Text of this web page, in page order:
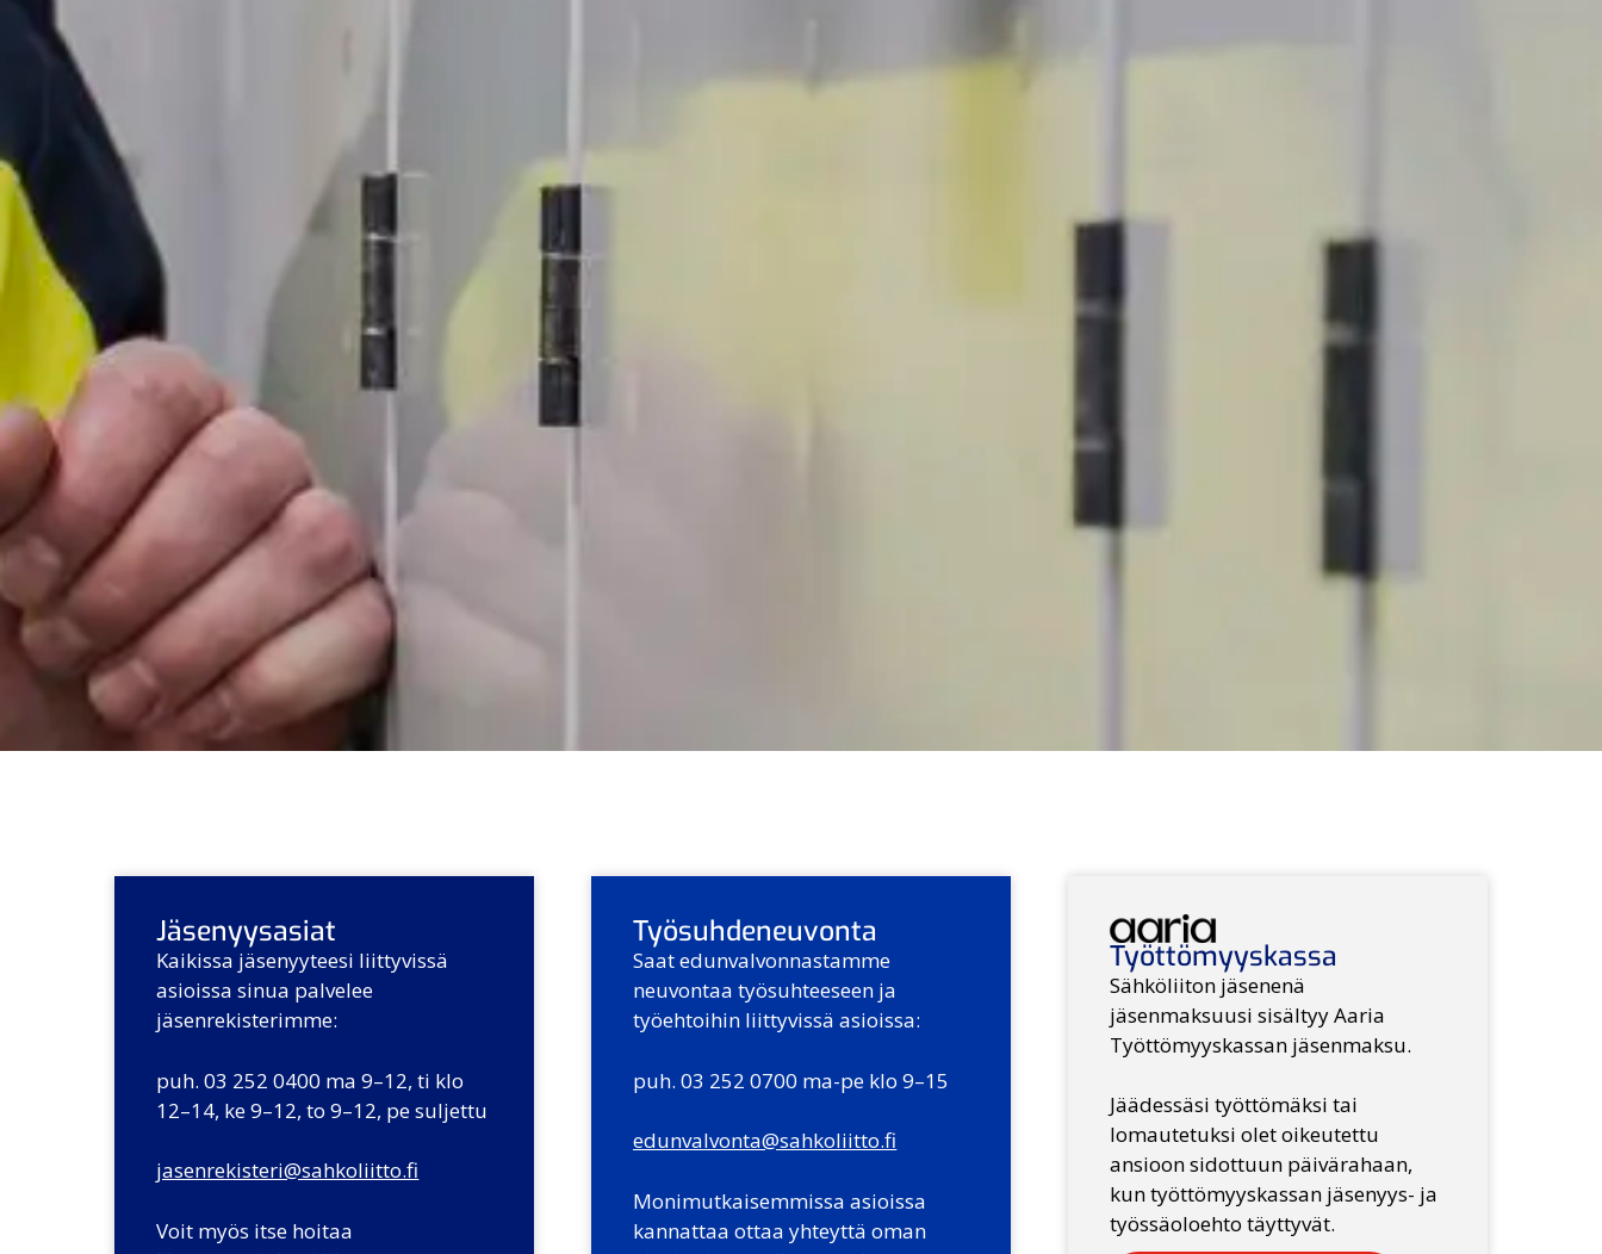
Jäsenyysasiat
Kaikissa jäsenyyteesi liittyvissä
asioissa sinua palvelee
jäsenrekisterimme:
puh. 03 252 0400 ma 9–12, ti klo
12–14, ke 9–12, to 9–12, pe suljettu
jasenrekisteri@sahkoliitto.fi
Voit myös itse hoitaa
Työsuhdeneuvonta
Saat edunvalvonnastamme
neuvontaa työsuhteeseen ja
työehtoihin liittyvissä asioissa:
puh. 03 252 0700 ma-pe klo 9–15
edunvalvonta@sahkoliitto.fi
Monimutkaisemmissa asioissa
kannattaa ottaa yhteyttä oman
Työttömyyskassa
Sähköliiton jäsenenä
jäsenmaksuusi sisältyyAaria
Työttömyyskassan jäsenmaksu.
Jäädessäsi työttömäksi tai
lomautetuksi olet oikeutettu
ansioon sidottuun päivärahaan,
kun työttömyyskassan jäsenyys- ja
työssäoloehto täyttyvät.